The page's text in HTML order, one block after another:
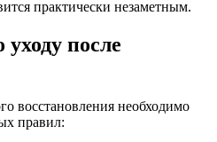
практически незаметным.
после
восстановления необходимо
правил: